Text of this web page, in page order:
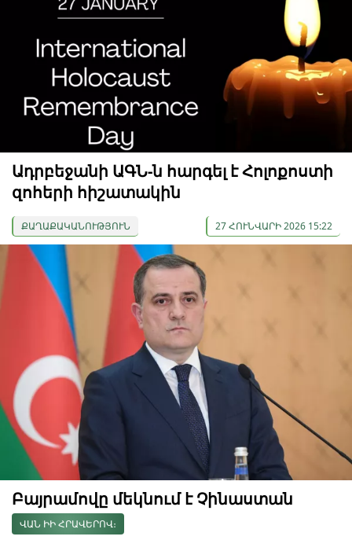
Ադրբեջանի ԱԳՆ-ն հարգել է Հոլոքոստի
զոհերի հիշատակին
ՔԱՂԱՔԱԿԱՆՈՒԹՅՈՒՆ 27 ՀՈՒՆՎԱՐԻ 2026 15:22
Բայրամովը մեկնում է Չինաստան
ՎԱՆ ԻԻ ՀՐԱՎԵՐՈՎ։